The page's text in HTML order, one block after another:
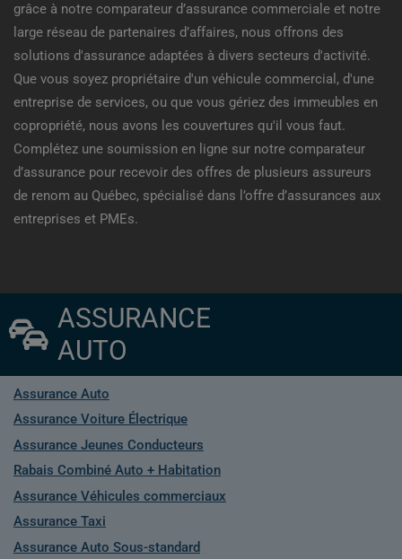
grâce à notre comparateur d’assurance commerciale et notre
large réseau de partenaires d’affaires, nous offrons des
solutions d'assurance adaptées à divers secteurs d'activité.
Que vous soyez propriétaire d'un véhicule commercial, d'une
entreprise de services, ou que vous gériez des immeubles en
copropriété, nous avons les couvertures qu'il vous faut.
Complétez une soumission en ligne sur notre comparateur
d’assurance pour recevoir des offres de plusieurs assureurs
de renom au Québec, spécialisé dans l’offre d’assurances aux
entreprises et PMEs.
ASSURANCE
AUTO
Assurance Auto
Assurance Voiture Électrique
Assurance Jeunes Conducteurs
Rabais Combiné Auto + Habitation
Assurance Véhicules commerciaux
Assurance Taxi
Assurance Auto Sous-standard